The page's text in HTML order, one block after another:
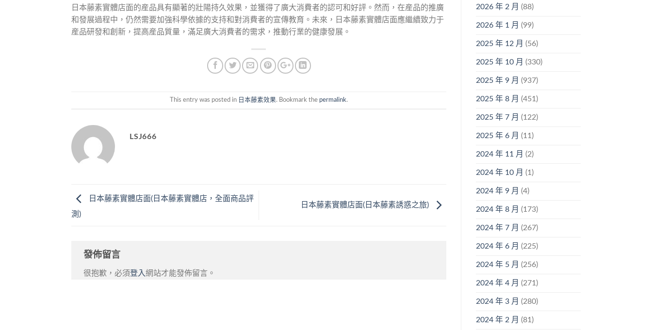
日本藤素實體店面的産品具有顯著的壯陽持久效果，並獲得了廣大消費者的認可和好評。然而，在産品的推廣
和發展過程中，仍然需要加強科學依據的支持和對消費者的宣傳教育。未來，日本藤素實體店面應繼續致力于
産品研發和創新，提高産品質量，滿足廣大消費者的需求，推動行業的健康發展。
This entry was posted in 日本藤素效果. Bookmark the permalink.
LSJ666
日本藤素實體店面(日本藤素實體店，全面商品評
測)
日本藤素實體店面(日本藤素誘惑之旅)
發佈留言
很抱歉，必須登入網站才能發佈留言。
2026 年 2 月 (88)
2026 年 1 月 (99)
2025 年 12 月 (56)
2025 年 10 月 (330)
2025 年 9 月 (937)
2025 年 8 月 (451)
2025 年 7 月 (122)
2025 年 6 月 (11)
2024 年 11 月 (2)
2024 年 10 月 (1)
2024 年 9 月 (4)
2024 年 8 月 (173)
2024 年 7 月 (267)
2024 年 6 月 (225)
2024 年 5 月 (256)
2024 年 4 月 (271)
2024 年 3 月 (280)
2024 年 2 月 (81)